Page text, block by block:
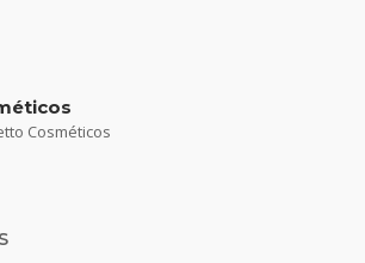
Cosméticos